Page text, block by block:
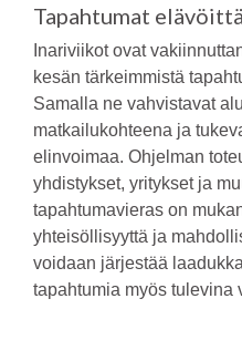
Tapahtumat
Inariviikot ovat
kesän tärkeimmistä
Samalla ne vahvistavat
matkailukohteena ja
elinvoimaa. Ohjelman
yhdistykset, yritykset ja
tapahtumavieras on
yhteisöllisyyttä ja
voidaan järjestää
tapahtumia myös tulevina